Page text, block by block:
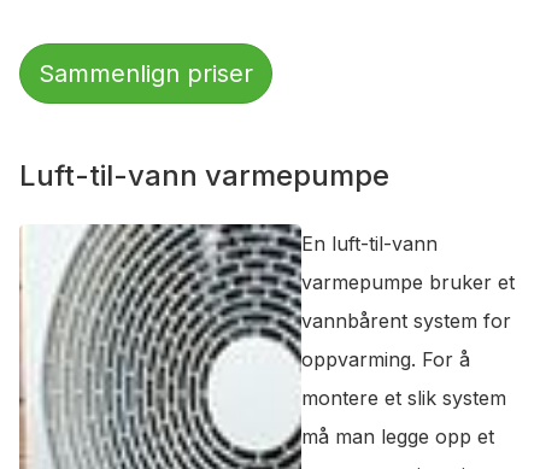
Sammenlign priser
Luft-til-vann varmepumpe
En luft-til-vann
varmepumpe bruker et
vannbårent system for
oppvarming. For å
montere et slik system
må man legge opp et